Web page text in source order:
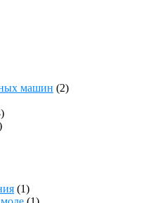
машин (2)
(1)